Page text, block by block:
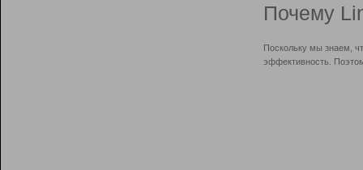
Почему
Поскольку мы знаем,
эффективность.